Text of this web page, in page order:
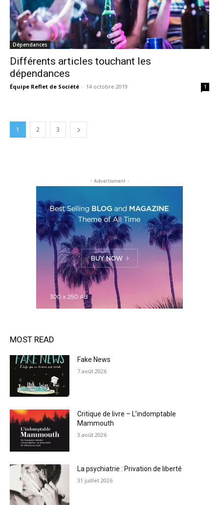
Dépendances
Différents articles touchant les
dépendances
Équipe Reflet de Société - 14 octobre 2019 1
1 2 3
- Advertisment -
MOST READ
Fake News
7 août 2026
Critique de livre – L’indomptable
Mammouth
3 août 2026
La psychiatrie : Privation de liberté
31 juillet 2026